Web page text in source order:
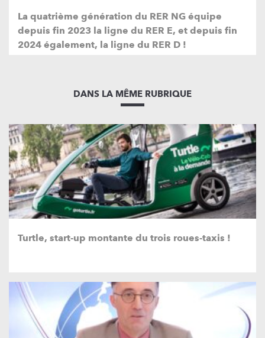
La quatrième génération du RER NG équipe
depuis fin 2023 la ligne du RER E, et depuis fin
2024 également, la ligne du RER D !
DANS LA MÊME RUBRIQUE
Turtle, start-up montante du trois roues-taxis !